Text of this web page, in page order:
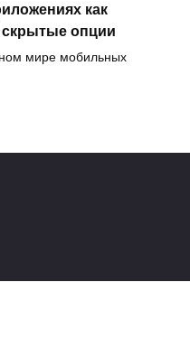
как
скрытые опции
мире мобильных